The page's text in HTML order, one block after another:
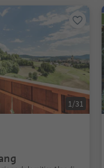
1/31